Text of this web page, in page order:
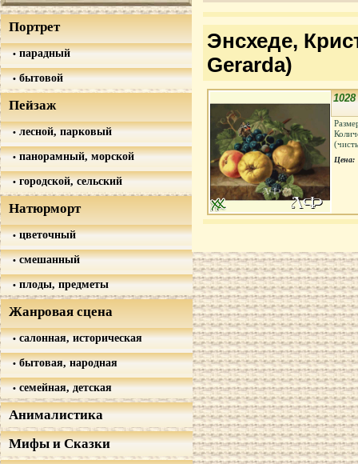
Портрет
парадный
бытовой
Пейзаж
лесной, парковый
панорамный, морской
городской, сельский
Натюрморт
цветочный
смешанный
плоды, предметы
Жанровая сцена
салонная, историческая
бытовая, народная
семейная, детская
Анималистика
Мифы и Сказки
Энсхеде,
Gerarda)
Цена: